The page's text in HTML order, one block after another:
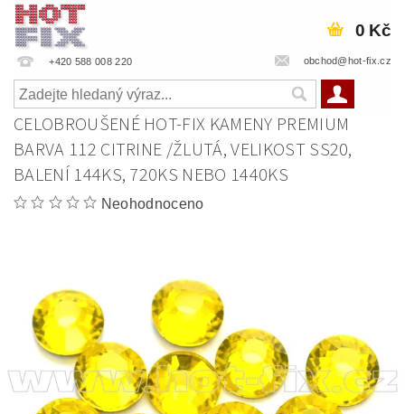
+420 588 008 220 obchod@hot-fix.cz
0 Kč
CELOBROUŠENÉ HOT-FIX KAMENY PREMIUM
BARVA 112 CITRINE /ŽLUTÁ, VELIKOST SS20,
BALENÍ 144KS, 720KS NEBO 1440KS
Neohodnoceno